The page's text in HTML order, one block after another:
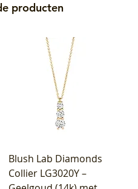
producten
Blush Lab Diamonds
Collier LG3020Y –